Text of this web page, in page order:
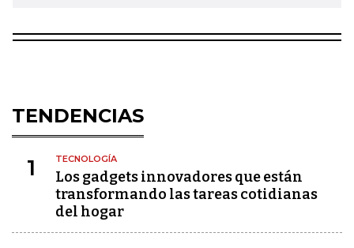
TENDENCIAS
1 TECNOLOGÍA
Los gadgets innovadores que están
transformando las tareas cotidianas
del hogar